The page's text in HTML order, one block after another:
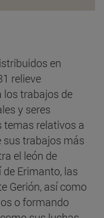
en
relieve
los trabajos de
y seres
temas relativos a
sus trabajos más
el león de
de Erimanto, las
Gerión, así como
o formando